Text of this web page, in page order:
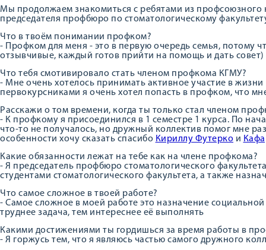
Мы продолжаем знакомиться с ребятами из профсоюзного
председателя профбюро по стоматологическому
Что в твоём понимании профком?
- Профком для меня - это в первую очередь семья, потому
отзывчивые, каждый готов прийти на помощь и дать совет)
Что тебя смотивировало стать членом профкома КГМУ?
- Мне очень хотелось принимать активное участие в жизни
первокурсниками я очень хотел попасть в профком, что
Расскажи о том времени, когда ты только стал членом
- К профкому я присоединился в 1 семестре 1 курса. По
что-то не получалось, но дружный коллектив помог мне
особенности хочу сказать спасибо Кириллу Футерко и
Какие обязанности лежат на тебе как на члене профкома?
- Я председатель профбюро стоматологического
студентами стоматологического факультета, а также
Что самое сложное в твоей работе?
- Самое сложное в моей работе это назначение
труднее задача, тем интереснее её выполнять
Какими достижениями ты гордишься за время работы в
- Я горжусь тем, что я являюсь частью самого дружного